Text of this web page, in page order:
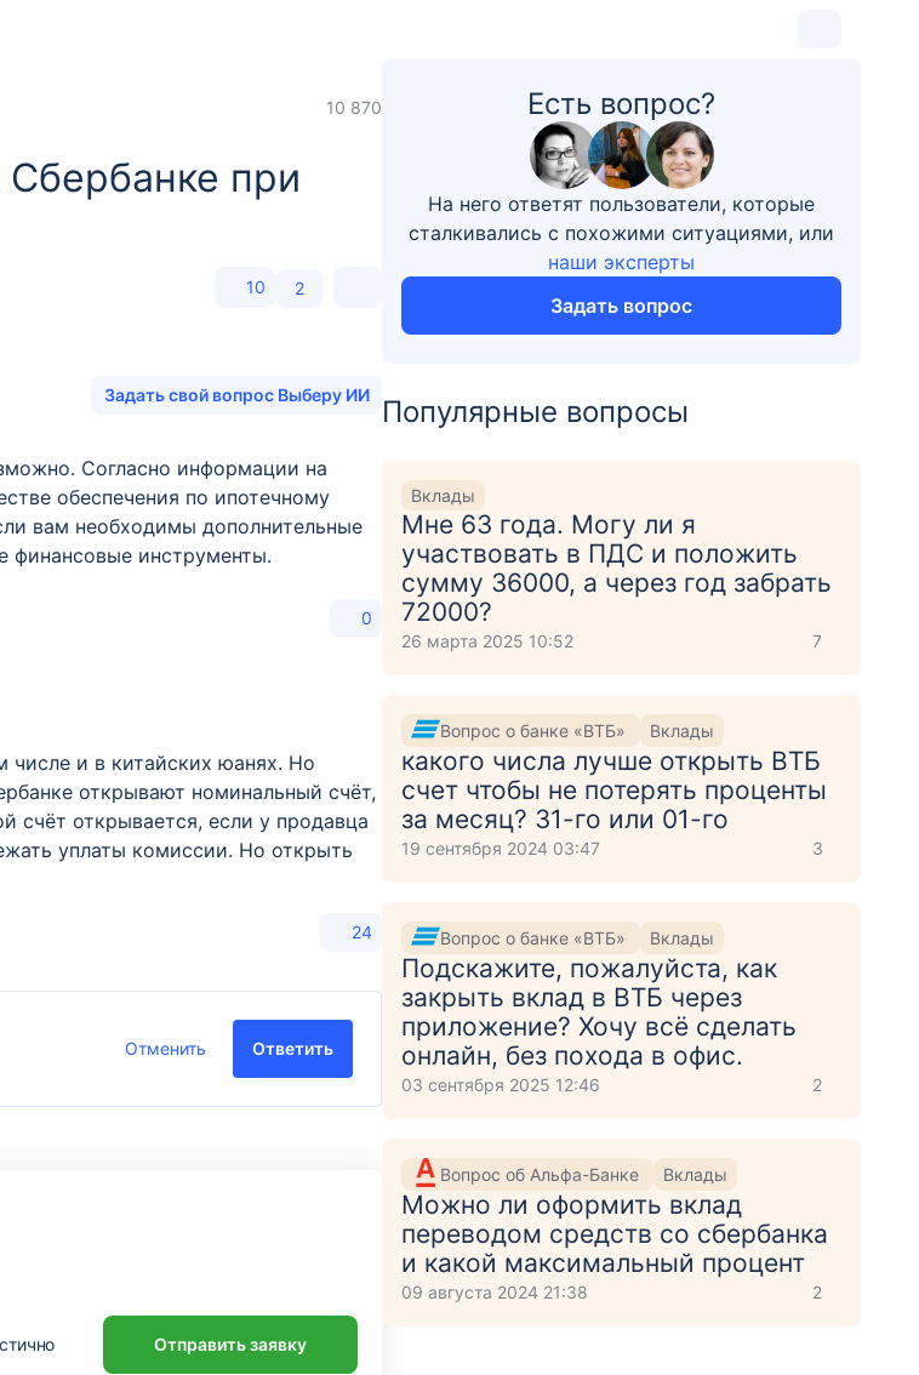
10 870
при
10 2
Задать свой вопрос Выберу ИИ
Согласно информации на
обеспечения по ипотечному
вам необходимы дополнительные
финансовые инструменты.
0
числе и в китайских юанях. Но
открывают номинальный счёт,
счёт открывается, если у продавца
уплаты комиссии. Но открыть
24
Отменить Ответить
снятие Открытие онлайн
Отправить заявку
Есть вопрос?
На него ответят пользователи, которые
сталкивались с похожими ситуациями, или
наши эксперты
Задать вопрос
Популярные вопросы
Вклады
Мне 63 года. Могу ли я
участвовать в ПДС и положить
сумму 36000, а через год забрать
72000?
26 марта 2025 10:52 7
Вопрос о банке «ВТБ» Вклады
какого числа лучше открыть ВТБ
счет чтобы не потерять проценты
за месяц? 31-го или 01-го
19 сентября 2024 03:47 3
Вопрос о банке «ВТБ» Вклады
Подскажите, пожалуйста, как
закрыть вклад в ВТБ через
приложение? Хочу всё сделать
онлайн, без похода в офис.
03 сентября 2025 12:46 2
Вопрос об Альфа-Банке Вклады
Можно ли оформить вклад
переводом средств со сбербанка
и какой максимальный процент
09 августа 2024 21:38 2